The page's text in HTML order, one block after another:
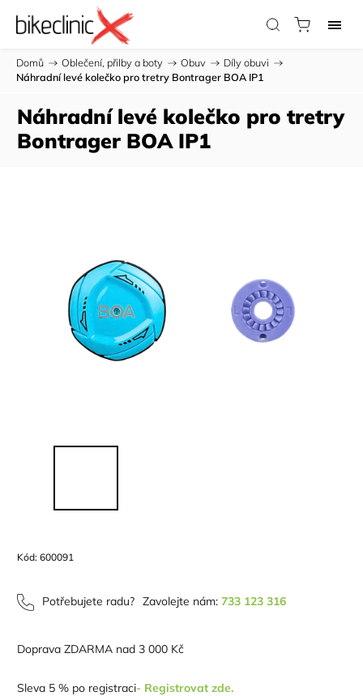
Domů / Oblečení, přilby a boty / Obuv / Díly obuvi /
Náhradní levé kolečko pro tretry Bontrager BOA IP1
Náhradní levé kolečko pro tretry
Bontrager BOA IP1
Kód: 600091
Potřebujete radu? Zavolejte nám: 733 123 316
Doprava ZDARMA nad 3 000 Kč
Sleva 5 % po registraci- Registrovat zde.